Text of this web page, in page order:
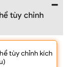
tùy chỉnh
tùy chỉnh kích